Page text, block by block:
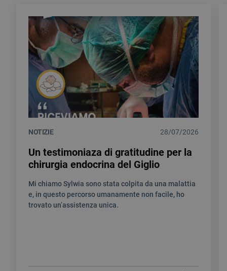
NOTIZIE 28/07/2026
Un testimoniaza di gratitudine per la
chirurgia endocrina del Giglio
Mi chiamo Sylwia sono stata colpita da una malattia
e, in questo percorso umanamente non facile, ho
trovato un’assistenza unica.